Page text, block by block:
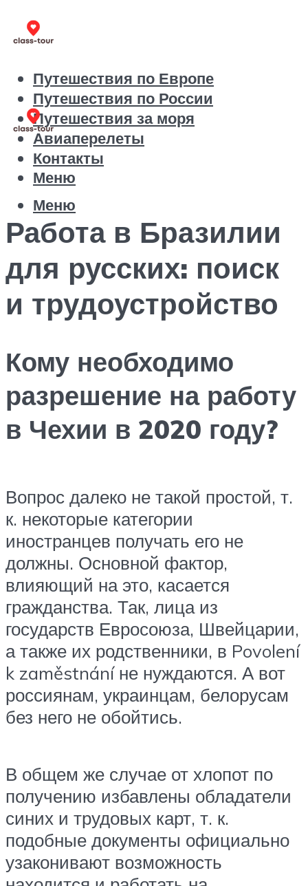
Путешествия по Европе
Путешествия по России
Путешествия за моря
Авиаперелеты
Контакты
Меню
Меню
Работа в Бразилии
для русских: поиск
и трудоустройство
Кому необходимо
разрешение на работу
в Чехии в 2020 году?
Вопрос далеко не такой простой, т.
к. некоторые категории
иностранцев получать его не
должны. Основной фактор,
влияющий на это, касается
гражданства. Так, лица из
государств Евросоюза, Швейцарии,
а также их родственники, в Povolení
k zaměstnání не нуждаются. А вот
россиянам, украинцам, белорусам
без него не обойтись.
В общем же случае от хлопот по
получению избавлены обладатели
синих и трудовых карт, т. к.
подобные документы официально
узаконивают возможность